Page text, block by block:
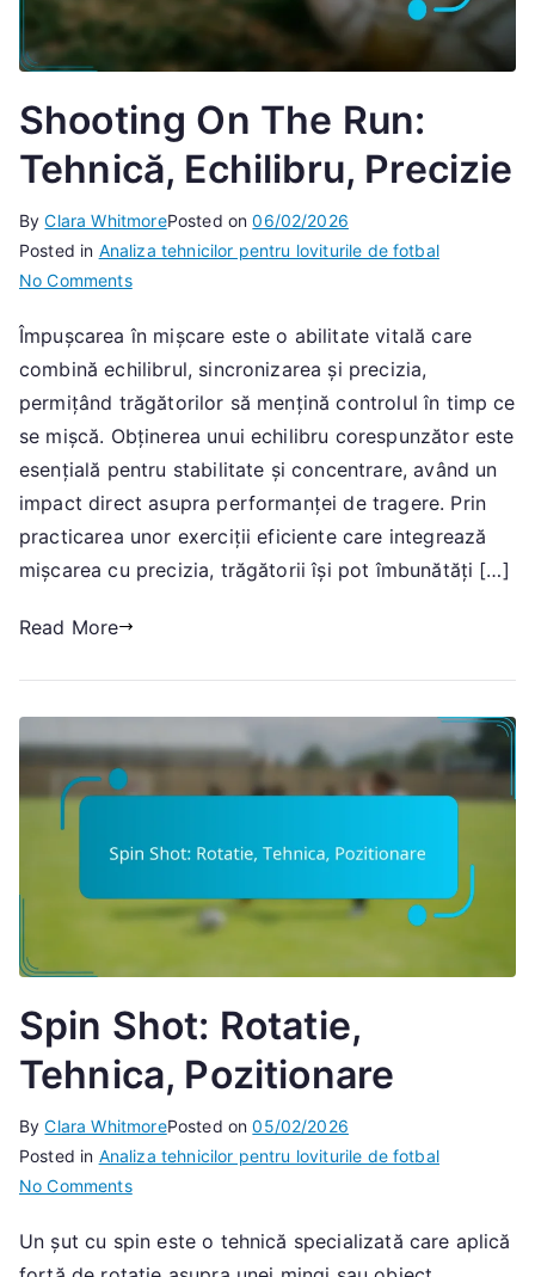
Shooting On The Run:
Tehnică, Echilibru, Precizie
ByClara WhitmorePosted on06/02/2026
Posted in Analiza tehnicilor pentru loviturile de fotbal
No Commentson
On
The
Run:
Tehnică,
Echilibru,
Împușcarea în mișcare este o abilitate vitală care
combină echilibrul, sincronizarea și precizia,
permițând trăgătorilor să mențină controlul în timp ce
se mișcă. Obținerea unui echilibru corespunzător este
esențială pentru stabilitate și concentrare, având un
impact direct asupra performanței de tragere. Prin
practicarea unor exerciții eficiente care integrează
mișcarea cu precizia, trăgătorii își pot îmbunătăți […]
Read More
Spin Shot: Rotatie,
Tehnica, Pozitionare
ByClara WhitmorePosted on05/02/2026
Posted in Analiza tehnicilor pentru loviturile de fotbal
No Commentson
Shot:
Un șut cu spin este o tehnică specializată care aplică